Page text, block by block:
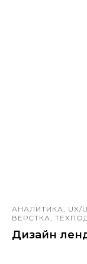
АНАЛИТИКА, UX/UI
ВЕРСТКА,
Дизайн